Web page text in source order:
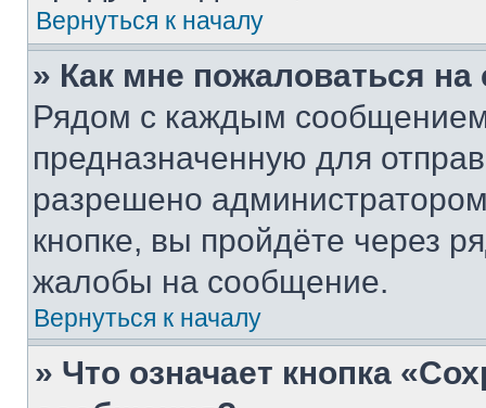
Вернуться к началу
» Как мне пожаловаться
Рядом с каждым сообщением
предназначенную для
разрешено
кнопке, вы пройдёте через
жалобы на сообщение.
Вернуться к началу
» Что означает кнопка